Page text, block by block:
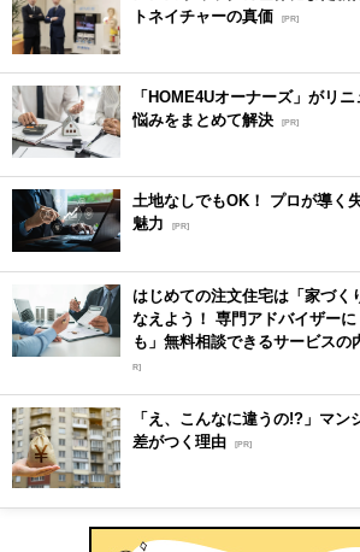
トネイチャーの真価 [PR]
「HOME4Uオーナーズ」がリ
悩みをまとめて解決 [PR]
土地なしでもOK！ プロが導く
魅力
[PR]
はじめての注文住宅は「家づく
なえよう！ 専門アドバイザー
も」無料相談できるサービスの
R]
「え、こんなに違うの!?」マン
差がつく理由 [PR]